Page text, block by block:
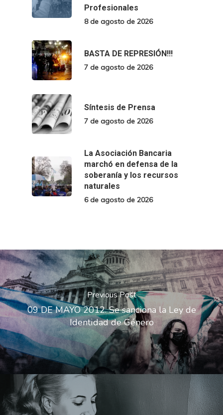
Profesionales
8 de agosto de 2026
BASTA DE REPRESIÓN!!!
7 de agosto de 2026
Síntesis de Prensa
7 de agosto de 2026
La Asociación Bancaria
marchó en defensa de la
soberanía y los recursos
naturales
6 de agosto de 2026
Previous Post
09 DE MAYO 2012. Se sanciona la Ley de
Identidad de Género